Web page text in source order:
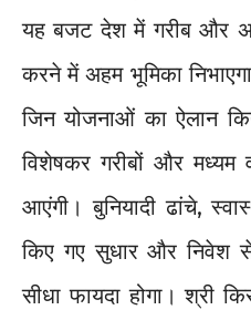
यह बजट देश में गरीब और
करने में अहम भूमिका
जिन योजनाओं का ऐलान
विशेषकर गरीबों और मध्यम
आएंगी। बुनियादी ढांचे,
किए गए सुधार और निवेश
सीधा फायदा होगा। श्री